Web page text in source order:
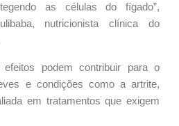
as células do fígado”,
nutricionista clínica do
podem contribuir para o
e condições como a artrite,
em tratamentos que exigem